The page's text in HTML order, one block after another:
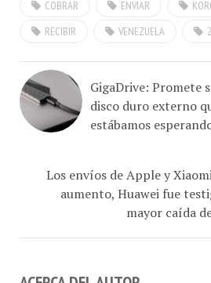
RECIBIR
VENEZUELA
disco duro externo
estábamos
aumento, Huawei fue
mayor caída